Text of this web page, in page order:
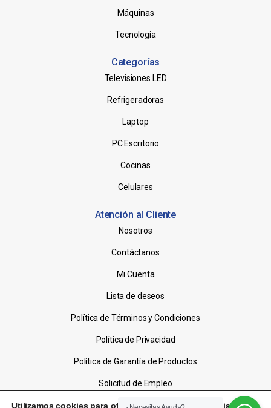
Máquinas
Tecnología
Categorías
Televisiones LED
Refrigeradoras
Laptop
PC Escritorio
Cocinas
Celulares
Atención al Cliente
Nosotros
Contáctanos
Mi Cuenta
Lista de deseos
Política de Términos y Condiciones
Política de Privacidad
Política de Garantía de Productos
Solicitud de Empleo
Utilizamos cookies para ofrecerte la mejor experiencia en